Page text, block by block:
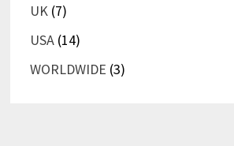
UK(7)
USA(14)
WORLDWIDE (3)